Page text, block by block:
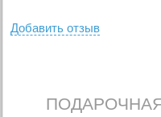
Добавить отзыв